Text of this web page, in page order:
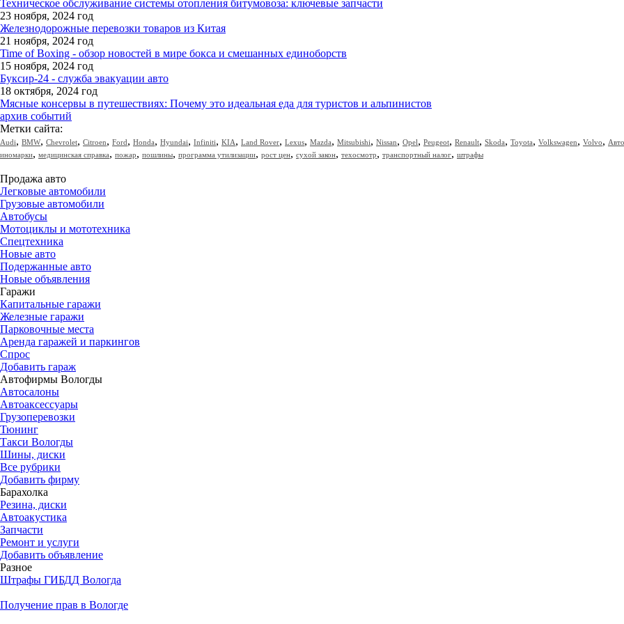
Техническое обслуживание системы отопления битумовоза: ключевые запчасти
23 ноября, 2024 год
Железнодорожные перевозки товаров из Китая
21 ноября, 2024 год
Time of Boxing - обзор новостей в мире бокса и смешанных единоборств
15 ноября, 2024 год
Буксир-24 - служба эвакуации авто
18 октября, 2024 год
Мясные консервы в путешествиях: Почему это идеальная еда для туристов и альпинистов
архив событий
Метки сайта:
Audi, BMW, Chevrolet, Citroen, Ford, Honda, Hyundai, Infiniti, KIA, Land Rover, Lexus, Mazda, Mitsubishi, Nissan, Opel, Peugeot, Renault, Skoda, Toyota, Volkswagen, Volvo,
иномарки, медицинская справка, пожар, пошлины, программа утилизации, рост цен, сухой закон, техосмотр, транспортный налог, штрафы
Продажа авто
Легковые автомобили
Грузовые автомобили
Автобусы
Мотоциклы и мототехника
Спецтехника
Новые авто
Подержанные авто
Новые объявления
Гаражи
Капитальные гаражи
Железные гаражи
Парковочные места
Аренда гаражей и паркингов
Спрос
Добавить гараж
Автофирмы Вологды
Автосалоны
Автоаксессуары
Грузоперевозки
Тюнинг
Такси Вологды
Шины, диски
Все рубрики
Добавить фирму
Барахолка
Резина, диски
Автоакустика
Запчасти
Ремонт и услуги
Добавить объявление
Разное
Штрафы ГИБДД Вологда
Получение прав в Вологде